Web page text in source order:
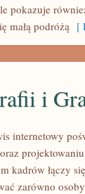
pokazuje
małą podróżą [
i
internetowy
kadrów łączy
zarówno